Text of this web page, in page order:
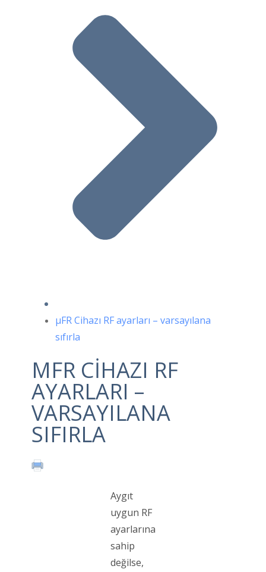
μFR Cihazı RF ayarları – varsayılana
sıfırla
ΜFR CIHAZI RF
AYARLARI –
VARSAYILANA
SIFIRLA
Aygıt
uygun RF
ayarlarına
sahip
değilse,